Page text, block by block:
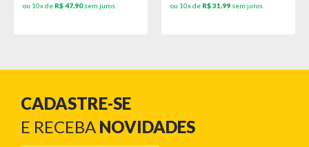
ou 10x de R$ 47,90sem juros ou 10x de R$ 31,99 sem juros
CADASTRE-SE
E RECEBA NOVIDADES